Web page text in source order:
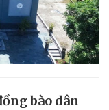
bào dân